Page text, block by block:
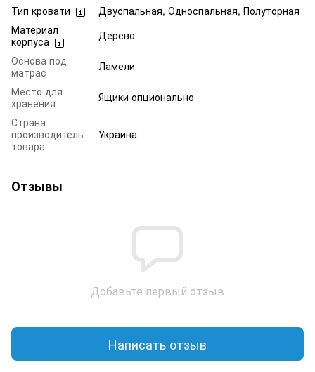
Тип кровати
Двуспальная, Односпальная, Полуторная
Материал
корпуса
Дерево
Основа под
матрас
Ламели
Место для
хранения
Ящики опционально
Страна-
производитель
товара
Украина
Отзывы
Добавьте первый отзыв
Написать отзыв